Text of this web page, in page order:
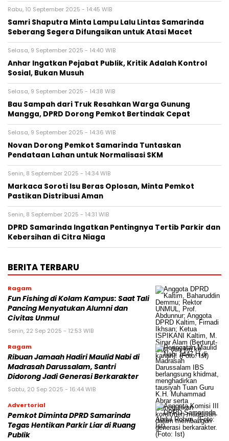
Rabu, 10 September 2025 - 14:45 WIB
Samri Shaputra Minta Lampu Lalu Lintas Samarinda
Seberang Segera Difungsikan untuk Atasi Macet
Selasa, 9 September 2025 - 14:40 WIB
Anhar Ingatkan Pejabat Publik, Kritik Adalah Kontrol
Sosial, Bukan Musuh
Selasa, 9 September 2025 - 14:38 WIB
Bau Sampah dari Truk Resahkan Warga Gunung
Mangga, DPRD Dorong Pemkot Bertindak Cepat
Selasa, 9 September 2025 - 14:36 WIB
Novan Dorong Pemkot Samarinda Tuntaskan
Pendataan Lahan untuk Normalisasi SKM
Senin, 8 September 2025 - 14:34 WIB
Markaca Soroti Isu Beras Oplosan, Minta Pemkot
Pastikan Distribusi Aman
Senin, 8 September 2025 - 14:31 WIB
DPRD Samarinda Ingatkan Pentingnya Tertib Parkir dan
Kebersihan di Citra Niaga
BERITA TERBARU
Ragam
Fun Fishing di Kolam Kampus: Saat Tali
Pancing Menyatukan Alumni dan
Civitas Unmul
Senin, 22 Sep 2025 - 12:53 WIB
Ragam
Ribuan Jamaah Hadiri Maulid Nabi di
Madrasah Darussalam, Santri
Didorong Jadi Generasi Berkarakter
Sabtu, 20 Sep 2025 - 16:44 WIB
Advertorial
Pemkot Diminta DPRD Samarinda
Tegas Hentikan Parkir Liar di Ruang
Publik